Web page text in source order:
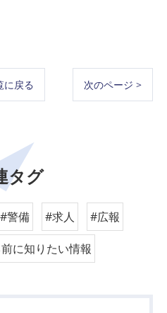
に戻る 次のページ >
タグ
#警備 #求人 #広報
に知りたい情報